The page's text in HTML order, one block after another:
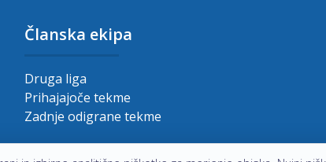
Članska ekipa
Druga liga
Prihajajoče tekme
Zadnje odigrane tekme